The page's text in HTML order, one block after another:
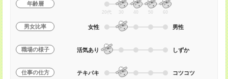
年齢層
20代 30 40 50 60
男女比率 女性 男性
職場の様子 活気あり しずか
仕事の仕方 テキパキ コツコツ